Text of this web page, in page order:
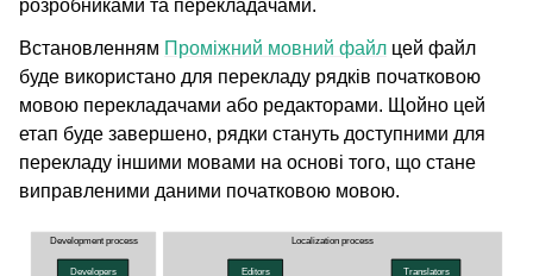
розробниками та перекладачами.
Встановленням Проміжний мовний файл цей файл
буде використано для перекладу рядків початковою
мовою перекладачами або редакторами. Щойно цей
етап буде завершено, рядки стануть доступними для
перекладу іншими мовами на основі того, що стане
виправленими даними початковою мовою.